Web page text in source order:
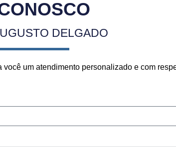
DELGADO
um atendimento personalizado e com